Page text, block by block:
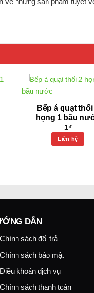
Bếp á quạt thổi
họng 1 bầu
1₫
Liên hệ
DẪN
Chính sách đổi trả
Chính sách bảo mật
Điều khoản dịch vụ
Chính sách thanh toán